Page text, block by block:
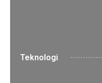
Teknologi